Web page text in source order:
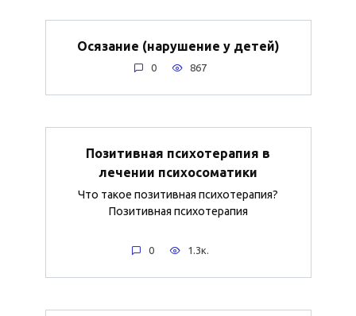
Осязание (нарушение у детей)
0 867
Позитивная психотерапия в
лечении психосоматики
Что такое позитивная психотерапия?
Позитивная психотерапия
0 1.3к.